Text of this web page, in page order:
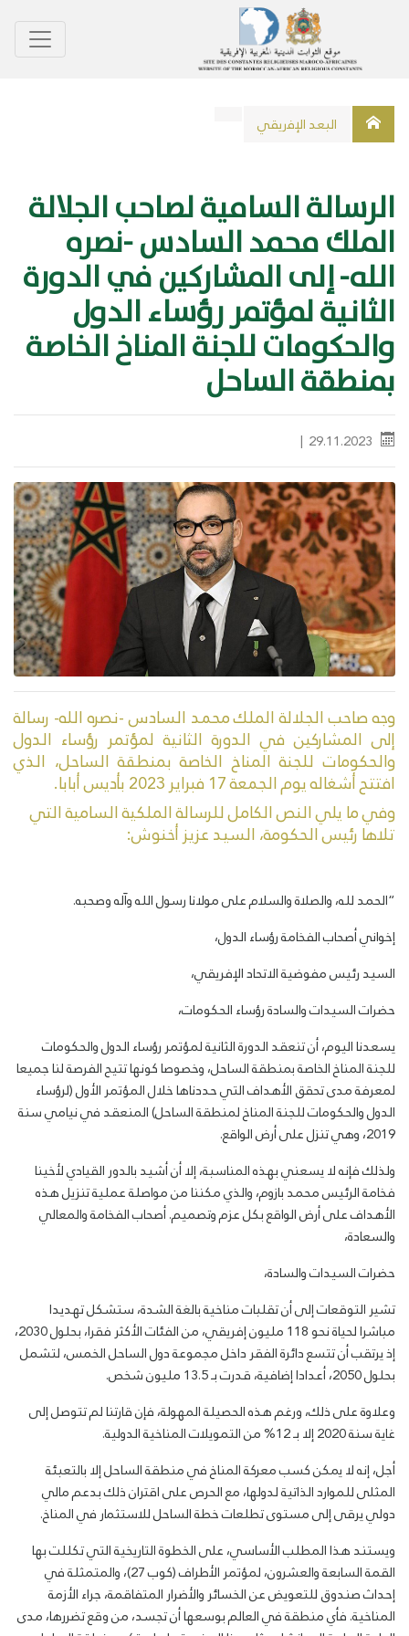
اﻟﺒﻌﺪ اﻹﻓﺭﻳﻘﻲ
الرسالة السامية لصاحب الجلالة
الملك محمد السادس -نصره
الله- إلى المشاركين في الدورة
الثانية لمؤتمر رؤساء الدول
والحكومات للجنة المناخ الخاصة
بمنطقة الساحل
وجه صاحب الجلالة الملك محمد السادس -نصره الله- رسالة
إلى المشاركين في الدورة الثانية لمؤتمر رؤساء الدول
والحكومات للجنة المناخ الخاصة بمنطقة الساحل، الذي
افتتح أشغاله يوم الجمعة 17 فبراير 2023 بأديس أبابا.
وفي ما يلي النص الكامل للرسالة الملكية السامية التي
تلاها رئيس الحكومة، السيد عزيز أخنوش:
“الحمد لله، والصلاة والسلام على مولانا رسول الله وآله وصحبه.
إخواني أصحاب الفخامة رؤساء الدول،
السيد رئيس مفوضية الاتحاد الإفريقي،
حضرات السيدات والسادة رؤساء الحكومات،
يسعدنا اليوم، أن تنعقد الدورة الثانية لمؤتمر رؤساء الدول والحكومات
للجنة المناخ الخاصة بمنطقة الساحل، وخصوصا كونها تتيح الفرصة لنا جميعا
لمعرفة مدى تحقق الأهداف التي حددناها خلال المؤتمر الأول (لرؤساء
الدول والحكومات للجنة المناخ لمنطقة الساحل) المنعقد في نيامي سنة
2019، وهي تنزل على أرض الواقع
.
ولذلك فإنه لا يسعني بهذه المناسبة، إلا أن أشيد بالدور القيادي لأخينا
فخامة الرئيس محمد بازوم، والذي مكننا من مواصلة عملية تنزيل هذه
الأهداف على أرض الواقع بكل عزم وتصميم. أصحاب الفخامة والمعالي
والسعادة،
حضرات السيدات والسادة،
تشير التوقعات إلى أن تقلبات مناخية بالغة الشدة، ستشكل تهديدا
مباشرا لحياة نحو 118 مليون إفريقي، من الفئات الأكثر فقرا، بحلول 2030،
إذ يرتقب أن تتسع دائرة الفقر داخل مجموعة دول الساحل الخمس، لتشمل
بحلول 2050، أعدادا إضافية، قدرت بـ 13.5 مليون شخص
.
وعلاوة على ذلك، ورغم هذه الحصيلة المهولة، فإن قارتنا لم تتوصل إلى
غاية سنة 2020 إلا بـ 12% من التمويلات المناخية الدولية
.
أجل، إنه لا يمكن كسب معركة المناخ في منطقة الساحل إلا بالتعبئة
المثلى للموارد الذاتية لدولها، مع الحرص على اقتران ذلك بدعم مالي
دولي يرقى إلى مستوى تطلعات خطة الساحل للاستثمار في المناخ.
ويستند هذا المطلب الأساسي، على الخطوة التاريخية التي تكللت بها
القمة السابعة والعشرون، لمؤتمر الأطراف (كوب 27)، والمتمثلة في
إحداث صندوق للتعويض عن الخسائر والأضرار المتفاقمة، جراء الأزمة
المناخية. فأي منطقة في العالم بوسعها أن تجسد، من وقع تضررها، مدى